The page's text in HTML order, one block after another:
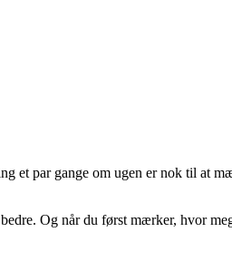
et par gange om ugen er nok til at
Og når du først mærker, hvor